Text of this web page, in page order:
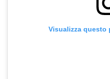
Visualizza questo